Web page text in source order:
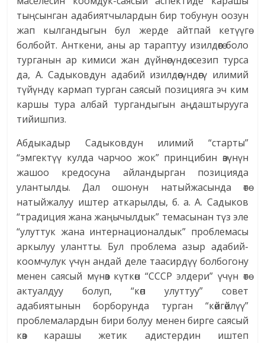
тыңсынган адабиятчылардын бир тобунун оозун
жап кылгандыгын бул жерде айтпай кетүүгө
болбойт. Анткени, аны ар тараптуу изилдөөгө боло
турганын ар кимиси жан дүйнөсүндө сезип турса
да, А. Садыковдун адабий изилдөөсүндөгү илимий
түйүндү кармап турган саясый позицияга эч ким
каршы тура албай тургандыгын аңдаштырууга
тийишпиз.
Абдыкадыр Садыковдун илимий “старты”
“эмгектүү кулда чарчоо жок” принцибин өзүнүн
жашоо кредосуна айландырган позицияда
улантылды. Дал ошонун натыйжасында өтө
натыйжалуу иштер аткарылды, б. а. А. Садыков
“традиция жана жаңычылдык” темасынан түз эле
“улуттук жана интернационалдык” проблемасы
аркылуу улантты. Бул проблема азыр адабий-
коомчулук үчүн андай деле таасирдүү болбогону
менен саясый мүнөз күткөн “СССР элдери” үчүн өтө
актуалдуу болуп, “көп улуттуу” совет
адабиятынын борборунда турган “көйгөйлүү”
проблемалардын бири болуу менен бирге саясый
көз карашы жетик адистердин иштеп